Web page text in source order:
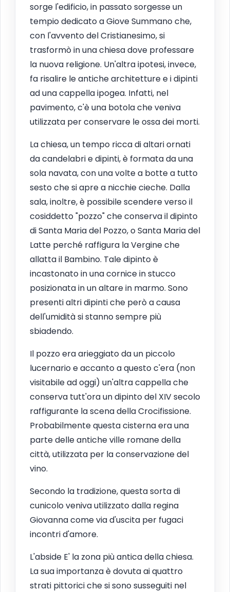
sorge l'edificio, in passato sorgesse un
tempio dedicato a Giove Summano che,
con l'avvento del Cristianesimo, si
trasformò in una chiesa dove professare
la nuova religione. Un'altra ipotesi, invece,
fa risalire le antiche architetture e i dipinti
ad una cappella ipogea. Infatti, nel
pavimento, c'è una botola che veniva
utilizzata per conservare le ossa dei morti.
La chiesa, un tempo ricca di altari ornati
da candelabri e dipinti, è formata da una
sola navata, con una volte a botte a tutto
sesto che si apre a nicchie cieche. Dalla
sala, inoltre, è possibile scendere verso il
cosiddetto "pozzo" che conserva il dipinto
di Santa Maria del Pozzo, o Santa Maria del
Latte perché raffigura la Vergine che
allatta il Bambino. Tale dipinto è
incastonato in una cornice in stucco
posizionata in un altare in marmo. Sono
presenti altri dipinti che però a causa
dell'umidità si stanno sempre più
sbiadendo.
Il pozzo era arieggiato da un piccolo
lucernario e accanto a questo c'era (non
visitabile ad oggi) un'altra cappella che
conserva tutt'ora un dipinto del XIV secolo
raffigurante la scena della Crocifissione.
Probabilmente questa cisterna era una
parte delle antiche ville romane della
città, utilizzata per la conservazione del
vino.
Secondo la tradizione, questa sorta di
cunicolo veniva utilizzato dalla regina
Giovanna come via d'uscita per fugaci
incontri d'amore.
L'abside E' la zona più antica della chiesa.
La sua importanza è dovuta ai quattro
strati pittorici che si sono susseguiti nel